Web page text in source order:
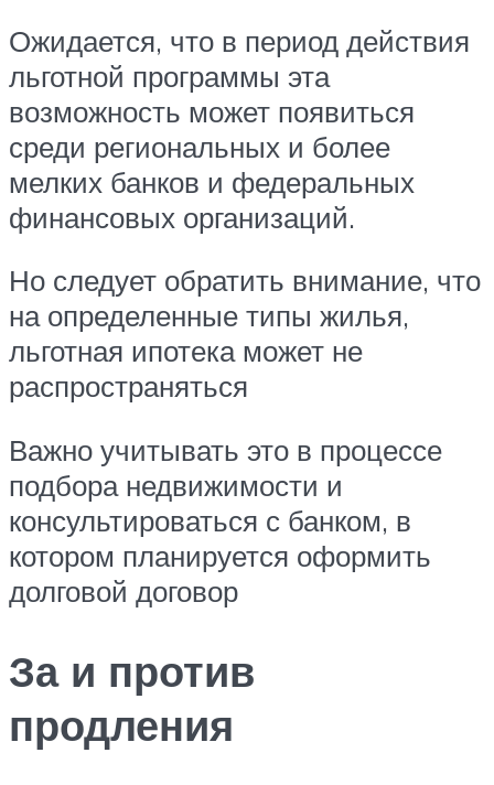
Ожидается, что в период действия
льготной программы эта
возможность может появиться
среди региональных и более
мелких банков и федеральных
финансовых организаций.
Но следует обратить внимание, что
на определенные типы жилья,
льготная ипотека может не
распространяться
Важно учитывать это в процессе
подбора недвижимости и
консультироваться с банком, в
котором планируется оформить
долговой договор
За и против
продления